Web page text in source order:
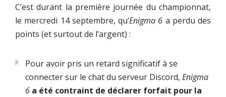
C’est durant la première journée du championnat,
le mercredi 14 septembre, qu’Enigma 6 a perdu des
points (et surtout de l’argent) :
Pour avoir pris un retard significatif à se
connecter sur le chat du serveur Discord, Enigma
6 a été contraint de déclarer forfait pour la